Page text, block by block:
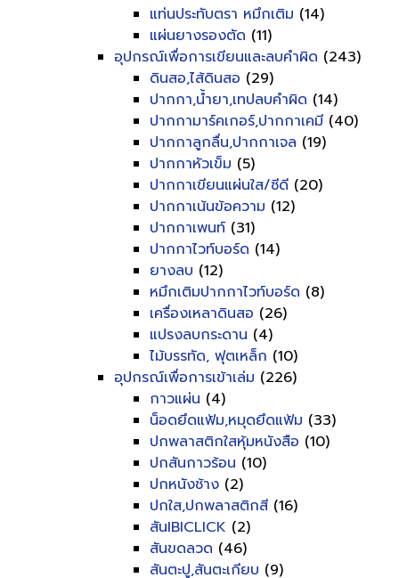
แท่นประทับตรา หมึกเติม (14)
แผ่นยางรองตัด (11)
อุปกรณ์เพื่อการเขียนและลบคำผิด (243)
ดินสอ,ไส้ดินสอ (29)
ปากกา,น้ำยา,เทปลบคำผิด (14)
ปากกามาร์คเกอร์,ปากกาเคมี (40)
ปากกาลูกลื่น,ปากกาเจล (19)
ปากกาหัวเข็ม (5)
ปากกาเขียนแผ่นใส/ซีดี (20)
ปากกาเน้นข้อความ (12)
ปากกาเพนท์ (31)
ปากกาไวท์บอร์ด (14)
ยางลบ (12)
หมึกเติมปากกาไวท์บอร์ด (8)
เครื่องเหลาดินสอ (26)
แปรงลบกระดาน (4)
ไม้บรรทัด, ฟุตเหล็ก (10)
อุปกรณ์เพื่อการเข้าเล่ม (226)
กาวแผ่น (4)
น็อดยึดแฟ้ม,หมุดยึดแฟ้ม (33)
ปกพลาสติกใสหุ้มหนังสือ (10)
ปกสันกาวร้อน (10)
ปกหนังช้าง (2)
ปกใส,ปกพลาสติกสี (16)
สันIBICLICK (2)
สันขดลวด (46)
สันตะปู,สันตะเกียบ (9)